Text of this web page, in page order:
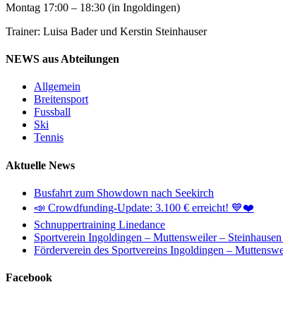
Montag 17:00 – 18:30 (in Ingoldingen)
Trainer: Luisa Bader und Kerstin Steinhauser
NEWS aus Abteilungen
Allgemein
Breitensport
Fussball
Ski
Tennis
Aktuelle News
Busfahrt zum Showdown nach Seekirch
📣 Crowdfunding-Update: 3.100 € erreicht! 💙❤️
Schnuppertraining Linedance
Sportverein Ingoldingen – Muttensweiler –
Förderverein des Sportvereins Ingoldingen –
Facebook